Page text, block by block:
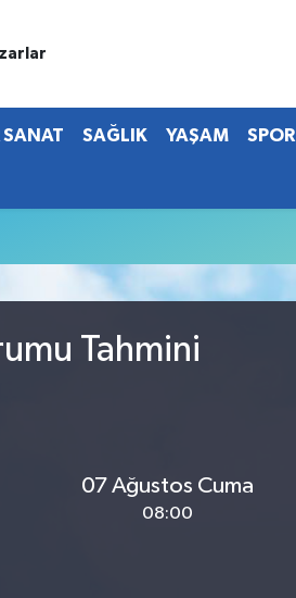
SANAT SAĞLIK YAŞAM SPOR
Tahmini
07 Ağustos Cuma
08:00